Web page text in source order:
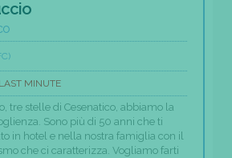
MINUTE
tre stelle di Cesenatico, abbiamo la
Sono più di 50 anni che ti
in hotel e nella nostra famiglia con il
che ci caratterizza. Vogliamo farti